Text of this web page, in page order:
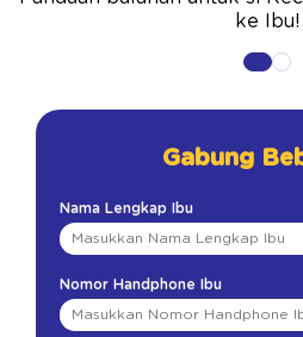
ke Ibu!
Gabung
Nama Lengkap Ibu
Nomor Handphone Ibu